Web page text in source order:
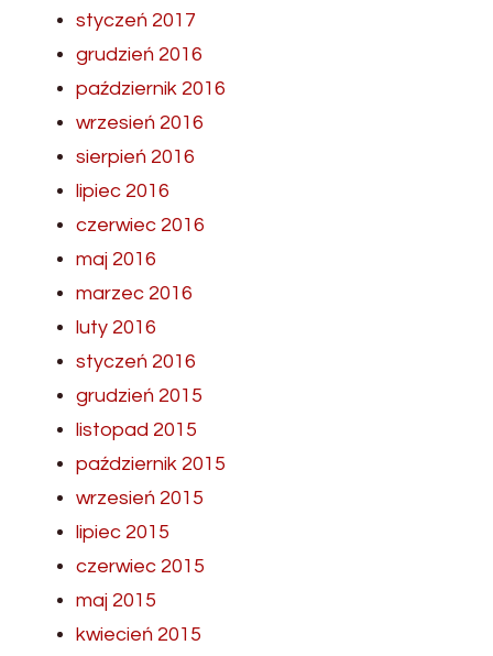
styczeń 2017
grudzień 2016
październik 2016
wrzesień 2016
sierpień 2016
lipiec 2016
czerwiec 2016
maj 2016
marzec 2016
luty 2016
styczeń 2016
grudzień 2015
listopad 2015
październik 2015
wrzesień 2015
lipiec 2015
czerwiec 2015
maj 2015
kwiecień 2015